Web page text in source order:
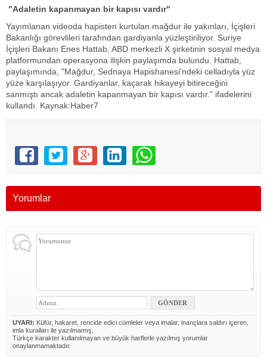
"Adaletin kapanmayan bir kapısı vardır"
Yayımlanan videoda hapisten kurtulan mağdur ile yakınları, İçişleri
Bakanlığı görevlileri tarafından gardiyanla yüzleştiriliyor. Suriye
İçişleri Bakanı Enes Hattab, ABD merkezli X şirketinin sosyal medya
platformundan operasyona ilişkin paylaşımda bulundu. Hattab,
paylaşımında, "Mağdur, Sednaya Hapishanesi'ndeki celladıyla yüz
yüze karşılaşıyor. Gardiyanlar, kaçarak hikayeyi bitireceğini
sanmıştı ancak adaletin kapanmayan bir kapısı vardır." ifadelerini
kullandı. Kaynak:Haber7
Yorumlar
UYARI: Küfür, hakaret, rencide edici cümleler veya imalar, inançlara saldırı içeren,
imla kuralları ile yazılmamış,
Türkçe karakter kullanılmayan ve büyük harflerle yazılmış yorumlar
onaylanmamaktadır.